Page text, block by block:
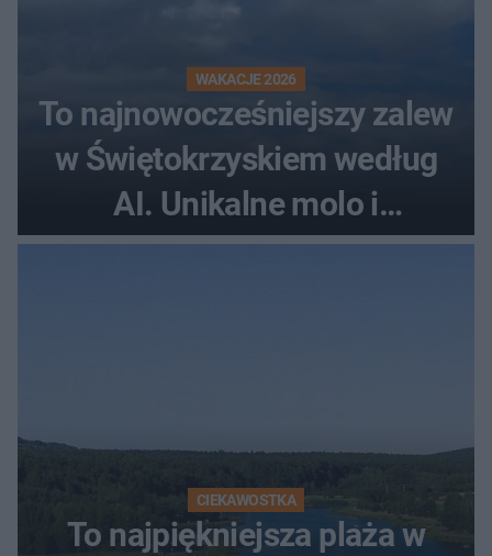
WAKACJE 2026
To najnowocześniejszy zalew
w Świętokrzyskiem według
AI. Unikalne molo i
promenada
CIEKAWOSTKA
To najpiękniejsza plaża w